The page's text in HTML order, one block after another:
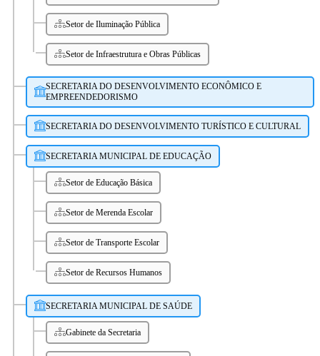
Setor de Iluminação Pública
Setor de Infraestrutura e Obras Públicas
SECRETARIA DO DESENVOLVIMENTO ECONÔMICO E
EMPREENDEDORISMO
SECRETARIA DO DESENVOLVIMENTO TURÍSTICO E CULTURAL
SECRETARIA MUNICIPAL DE EDUCAÇÃO
Setor de Educação Básica
Setor de Merenda Escolar
Setor de Transporte Escolar
Setor de Recursos Humanos
SECRETARIA MUNICIPAL DE SAÚDE
Gabinete da Secretaria